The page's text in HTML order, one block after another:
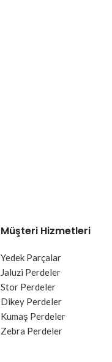
Müşteri Hizmetleri
Yedek Parçalar
Jaluzi Perdeler
Stor Perdeler
Dikey Perdeler
Kumaş Perdeler
Zebra Perdeler